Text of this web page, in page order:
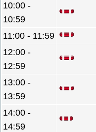
10:00 -
10:59
11:00 - 11:59
12:00 -
12:59
13:00 -
13:59
14:00 -
14:59